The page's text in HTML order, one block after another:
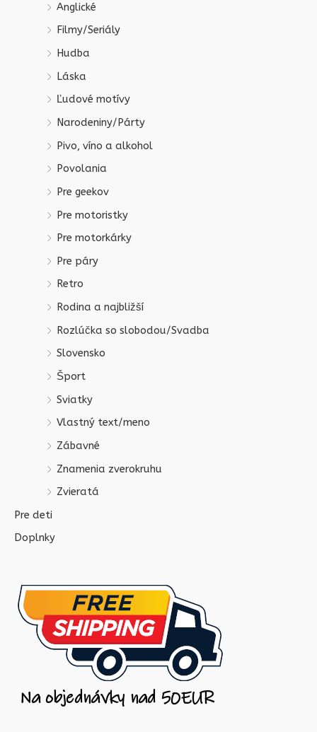
Anglické
Filmy/Seriály
Hudba
Láska
Ľudové motívy
Narodeniny/Párty
Pivo, víno a alkohol
Povolania
Pre geekov
Pre motoristky
Pre motorkárky
Pre páry
Retro
Rodina a najbližší
Rozlúčka so slobodou/Svadba
Slovensko
Šport
Sviatky
Vlastný text/meno
Zábavné
Znamenia zverokruhu
Zvieratá
Pre deti
Doplnky